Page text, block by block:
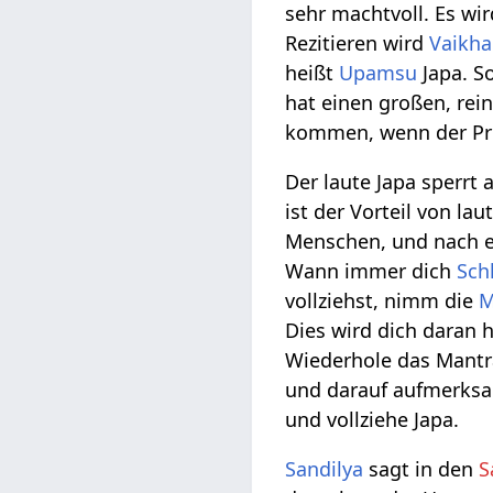
sehr machtvoll. Es
Rezitieren wird
heißt Upamsu Japa.
hat einen großen,
kommen, wenn der
Der laute Japa sperrt
ist der Vorteil von
Menschen, und nach
Wann immer dich
vollziehst, nimm die
Dies wird dich daran
Wiederhole das
und darauf
und vollziehe Japa.
Sandilya sagt in den